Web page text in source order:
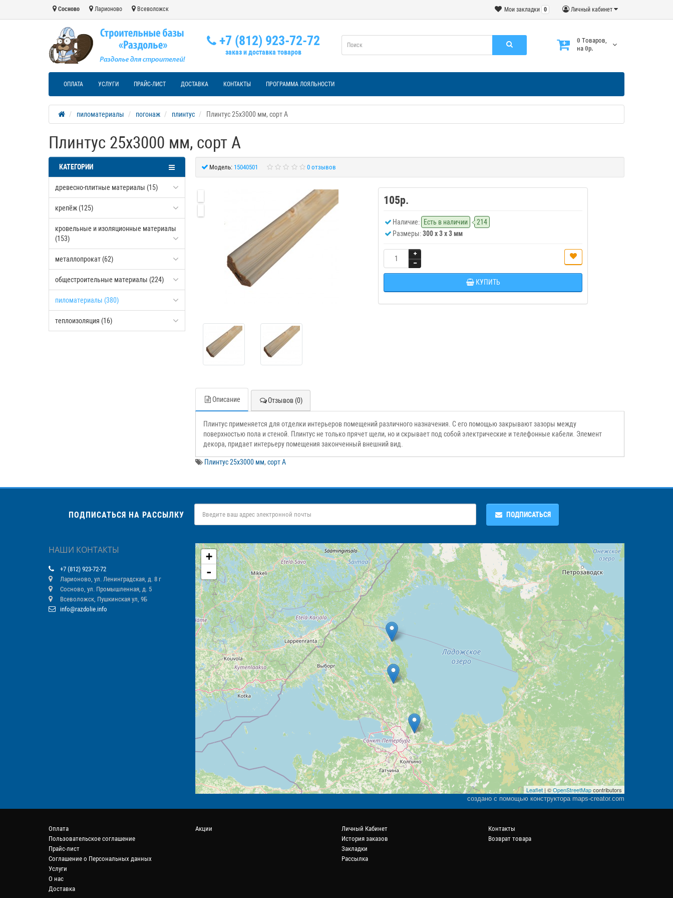
Сосново Ларионово Всеволожск Личный кабинет
Мои закладки 0
+7 (812) 923-72-72
заказ и доставка товаров
0 Tоваров,
на 0р.
ОПЛАТА УСЛУГИ ПРАЙС-ЛИСТ ДОСТАВКА КОНТАКТЫ ПРОГРАММА ЛОЯЛЬНОСТИ
пиломатериалы погонаж плинтус Плинтус 25х3000 мм, сорт А
Плинтус 25х3000 мм, сорт А
КАТЕГОРИИ
древесно-плитные материалы (15)
крепёж (125)
кровельные и изоляционные материалы
(153)
металлопрокат (62)
общестроительные материалы (224)
пиломатериалы (380)
теплоизоляция (16)
Модель: 15040501 0 отзывов
105р.
Наличие: Есть в наличии
214
Размеры:300 x 3 x 3 мм
КУПИТЬ
Описание Отзывов (0)
Плинтус применяется для отделки интерьеров помещений различного назначения. С его помощью закрывают зазоры между
поверхностью пола и стеной. Плинтус не только прячет щели, но и скрывает под собой электрические и телефонные кабели. Элемент
декора, придает интерьеру помещения законченный внешний вид.
Плинтус 25х3000 мм, сорт А
ПОДПИСАТЬСЯ НА РАССЫЛКУ ПОДПИСАТЬСЯ
НАШИ КОНТАКТЫ
+7 (812) 923-72-72
Ларионово, ул. Ленинградская, д. 8 г
Сосново, ул. Промышленная, д. 5
Всеволожск, Пушкинская ул, 9Б
info@razdolie.info
+
-
Leaflet | ©OpenStreetMapcontributors
создано с помощью конструктора maps-creator.com
Оплата
Пользовательское соглашение
Прайс-лист
Соглашение о Персональных данных
Услуги
О нас
Доставка
Акции
Личный Кабинет
История заказов
Закладки
Рассылка
Контакты
Возврат товара